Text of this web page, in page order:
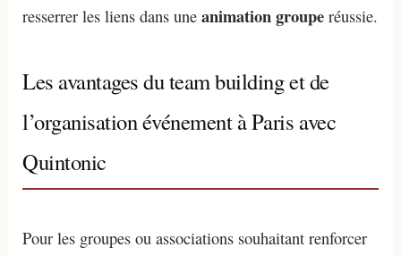
resserrer les liens dans uneanimation groupe réussie.
Les avantages du team building et de
l’organisation événement à Paris avec
Quintonic
Pour les groupes ou associations souhaitant renforcer